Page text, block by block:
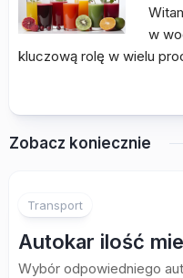
w
kluczową rolę w wielu
Zobacz koniecznie
Transport
Autokar ilość
Wybór odpowiedniego